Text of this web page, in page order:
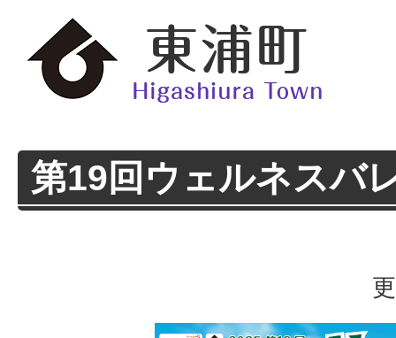
第19回ウェルネスバ